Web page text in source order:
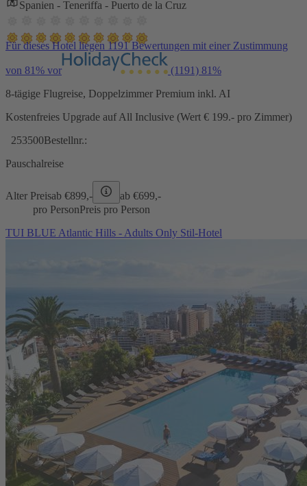
Spanien - Teneriffa - Puerto de la Cruz
Für dieses Hotel liegen 1191 Bewertungen mit einer Zustimmung
von 81% vor (1191) 81%
8-tägige Flugreise, Doppelzimmer Premium inkl. AI
Kostenfreies Upgrade auf All Inclusive (Wert € 199.- pro Zimmer)
253500Bestellnr.:
Pauschalreise
Alter Preisab €899,- ab €699,-
pro PersonPreis pro Person
TUI BLUE Atlantic Hills - Adults Only Stil-Hotel